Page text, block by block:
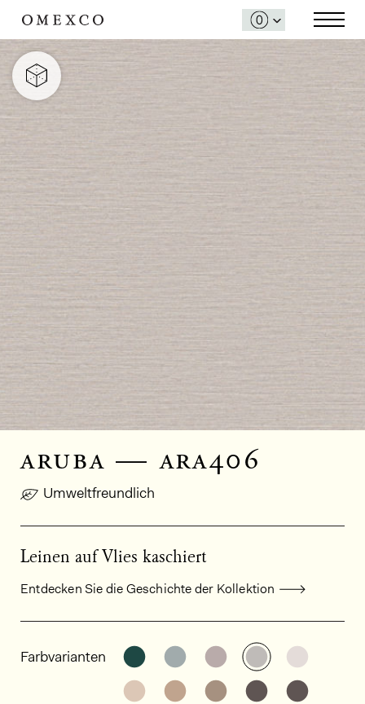
aruba — ara406
Umweltfreundlich
Leinen auf Vlies kaschiert
Entdecken Sie die Geschichte der Kollektion
Allgemeine Produktinformationen
Farbvarianten Weitere Varianten entdecken:
Weitere Varianten
Weitere Varianten
Weitere
Weitere Varianten entdecken:
Weitere Varianten
Weitere Varianten
Weitere